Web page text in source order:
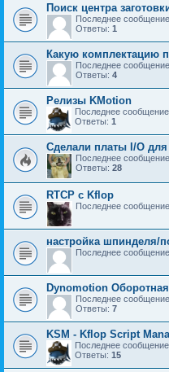
Поиск центра
Последнее сообщение
Ответы: 1
Какую комплектацию
Последнее сообщение
Ответы: 4
Релизы KMotion
Последнее сообщение
Ответы: 1
Сделали платы I/O
Последнее сообщение
Ответы: 28
RTCP с Kflop
Последнее сообщение
настройка шпинделя/
Последнее сообщение
Dynomotion
Последнее сообщение
Ответы: 7
KSM - Kflop Script
Последнее сообщение
Ответы: 15